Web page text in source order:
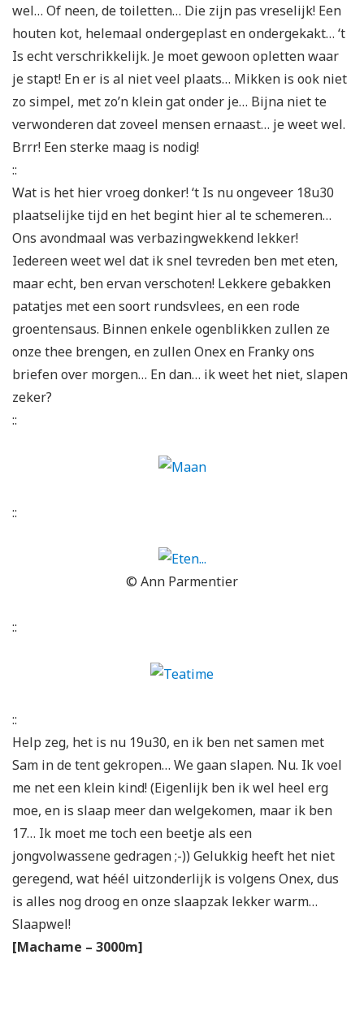
wel… Of neen, de toiletten… Die zijn pas vreselijk! Een
houten kot, helemaal ondergeplast en ondergekakt… ‘t
Is echt verschrikkelijk. Je moet gewoon opletten waar
je stapt! En er is al niet veel plaats… Mikken is ook niet
zo simpel, met zo’n klein gat onder je… Bijna niet te
verwonderen dat zoveel mensen ernaast… je weet wel.
Brrr! Een sterke maag is nodig!
::
Wat is het hier vroeg donker! ‘t Is nu ongeveer 18u30
plaatselijke tijd en het begint hier al te schemeren…
Ons avondmaal was verbazingwekkend lekker!
Iedereen weet wel dat ik snel tevreden ben met eten,
maar echt, ben ervan verschoten! Lekkere gebakken
patatjes met een soort rundsvlees, en een rode
groentensaus. Binnen enkele ogenblikken zullen ze
onze thee brengen, en zullen Onex en Franky ons
briefen over morgen… En dan… ik weet het niet, slapen
zeker?
::
::
© Ann Parmentier
::
::
Help zeg, het is nu 19u30, en ik ben net samen met
Sam in de tent gekropen… We gaan slapen. Nu. Ik voel
me net een klein kind! (Eigenlijk ben ik wel heel erg
moe, en is slaap meer dan welgekomen, maar ik ben
17… Ik moet me toch een beetje als een
jongvolwassene gedragen ;-)) Gelukkig heeft het niet
geregend, wat héél uitzonderlijk is volgens Onex, dus
is alles nog droog en onze slaapzak lekker warm…
Slaapwel!
[Machame – 3000m]